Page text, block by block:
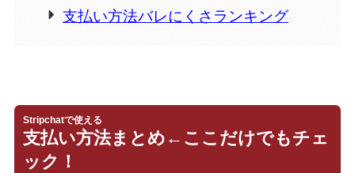
支払い方法バレにくさランキング
Stripchatで使える
支払い方法まとめ←ここだけでもチェ
ック！